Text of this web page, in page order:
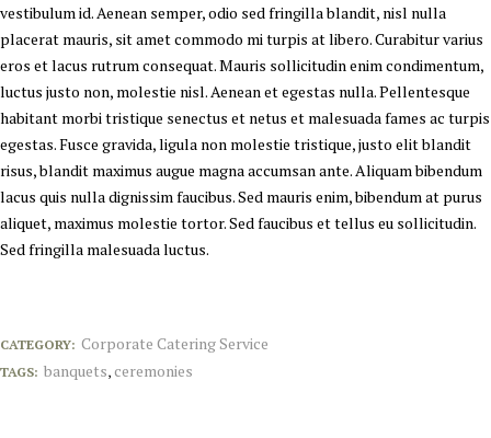
vestibulum id. Aenean semper, odio sed fringilla blandit, nisl nulla
placerat mauris, sit amet commodo mi turpis at libero. Curabitur varius
eros et lacus rutrum consequat. Mauris sollicitudin enim condimentum,
luctus justo non, molestie nisl. Aenean et egestas nulla. Pellentesque
habitant morbi tristique senectus et netus et malesuada fames ac turpis
egestas. Fusce gravida, ligula non molestie tristique, justo elit blandit
risus, blandit maximus augue magna accumsan ante. Aliquam bibendum
lacus quis nulla dignissim faucibus. Sed mauris enim, bibendum at purus
aliquet, maximus molestie tortor. Sed faucibus et tellus eu sollicitudin.
Sed fringilla malesuada luctus.
CATEGORY: Corporate Catering Service
TAGS: banquets,ceremonies